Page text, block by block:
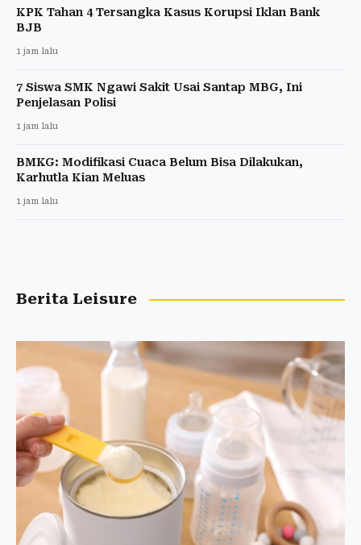
KPK Tahan 4 Tersangka Kasus Korupsi Iklan Bank
BJB
1 jam lalu
7 Siswa SMK Ngawi Sakit Usai Santap MBG, Ini
Penjelasan Polisi
1 jam lalu
BMKG: Modifikasi Cuaca Belum Bisa Dilakukan,
Karhutla Kian Meluas
1 jam lalu
Berita Leisure